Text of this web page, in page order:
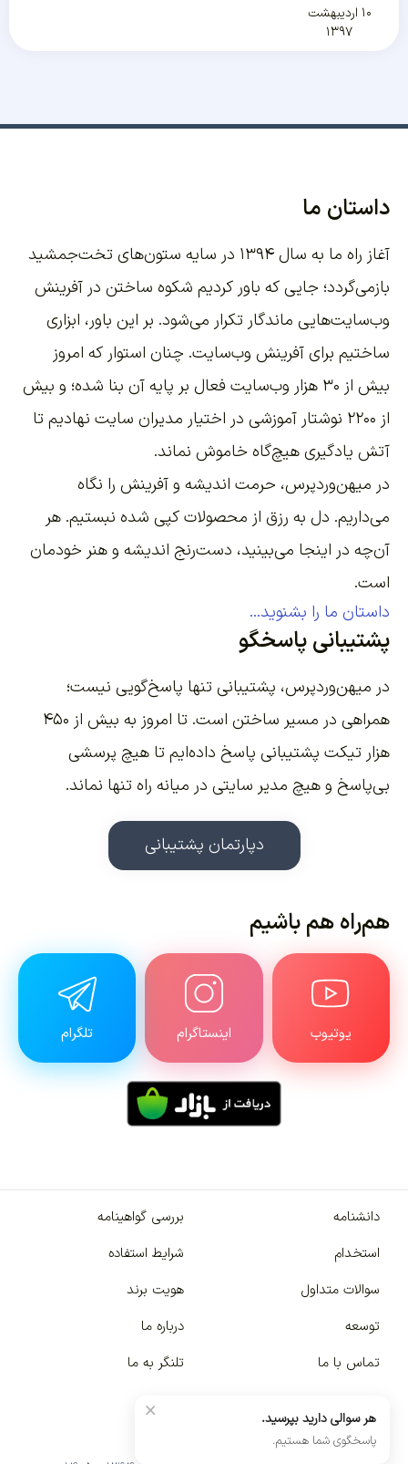
۱۰ اردیبهشت
۱۳۹۷
داستان ما
آغاز راه ما به سال ۱۳۹۴ در سایه ستون‌های تخت‌جمشید
بازمی‌گردد؛ جایی که باور کردیم شکوه ساختن در آفرینش
وب‌سایت‌هایی ماندگار تکرار می‌شود. بر این باور، ابزاری
ساختیم برای آفرینش وب‌سایت. چنان استوار که امروز
بیش از ۳۰ هزار وب‌سایت فعال بر پایه آن بنا شده؛ و بیش
از ۲۲۰۰
نوشتار آموزشی در اختیار مدیران سایت نهادیم تا
آتش یادگیری هیچ‌گاه خاموش نماند.
در میهن‌وردپرس، حرمت اندیشه و آفرینش را نگاه
می‌داریم. دل به رزق از محصولات کپی شده نبستیم. هر
آن‌چه در اینجا می‌بینید، دست‌رنج اندیشه و هنر خودمان
است.
داستان ما را بشنوید...
پشتیبانی پاسخگو
در میهن‌وردپرس، پشتیبانی تنها پاسخ‌گویی نیست؛
همراهی در مسیر ساختن است. تا امروز به بیش از ۴۵۰
هزار تیکت پشتیبانی پاسخ داده‌ایم تا هیچ پرسشی
بی‌پاسخ و هیچ مدیر سایتی در میانه راه تنها نماند.
دپارتمان پشتیبانی
هم‌راه هم باشیم
یوتیوب اینستاگرام تلگرام
دانشنامه
بررسی گواهینامه
استخدام
شرایط استفاده
سوالات متداول
هویت برند
توسعه
درباره ما
تماس با ما
تلنگر به ما
× هر سوالی دارید بپرسید.
پاسخگوی شما هستیم.